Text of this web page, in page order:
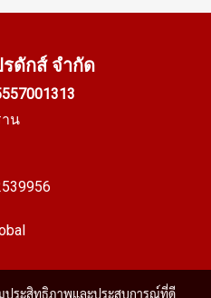
ดักส์ จำกัด
น
มประสิทธิภาพและประสบการณ์ที่ดี